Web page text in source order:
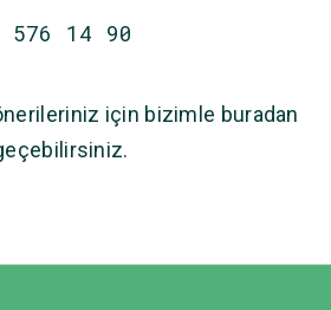
576 14 90
için bizimle buradan